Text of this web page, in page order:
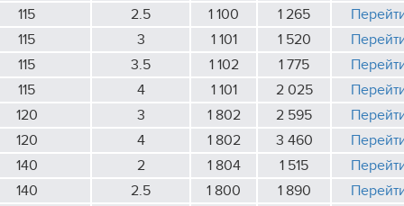
115
2.5 1 100 1 265
115
3 1 101 1 520
115
3.5 1 102 1 775
115
4 1 101 2 025
120
3 1 802 2 595
120
4 1 802 3 460
140
2 1 804 1 515
140
2.5 1 800 1 890